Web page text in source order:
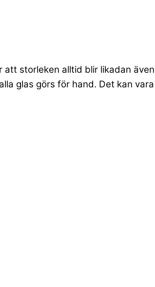
storleken alltid blir likadan även
glas görs för hand. Det kan vara